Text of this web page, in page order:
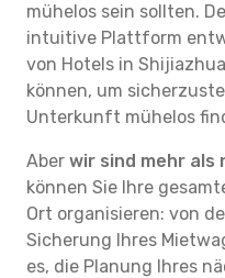
mühelos sein sollten.
intuitive Plattform
von Hotels in
können, um
Unterkunft mühelos
Aber wir sind mehr als
können Sie Ihre
Ort organisieren: von
Sicherung Ihres
es, die Planung Ihres